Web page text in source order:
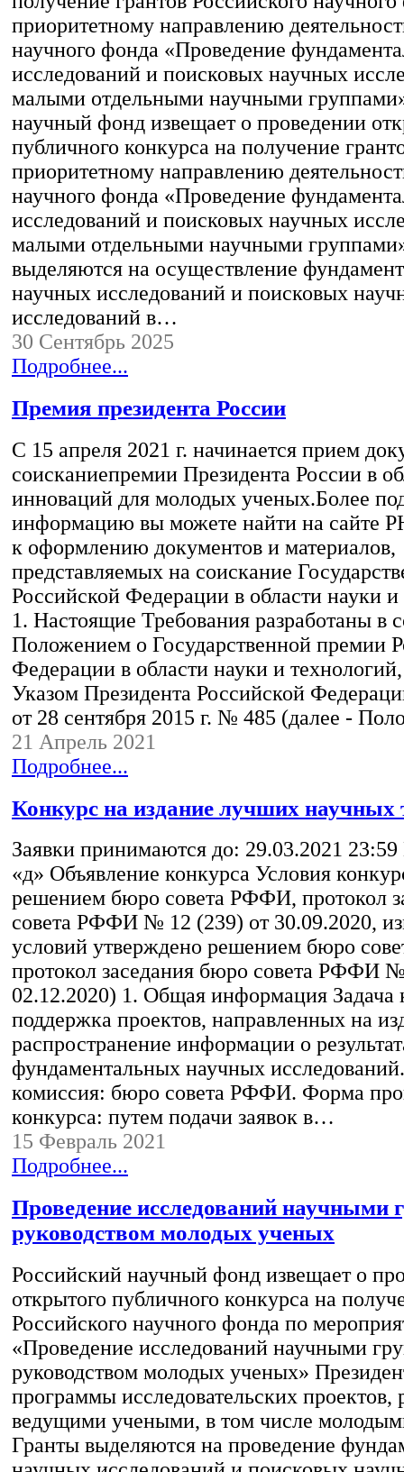
приоритетному направлению
научного фонда «Проведение
исследований и поисковых научных
малыми отдельными научными
научный фонд извещает о проведении
публичного конкурса на получение
приоритетному направлению
научного фонда «Проведение
исследований и поисковых научных
малыми отдельными научными
выделяются на осуществление
научных исследований и поисковых
исследований в…
30 Сентябрь 2025
Подробнее...
Премия президента России
С 15 апреля 2021 г. начинается прием
соисканиепремии Президента России в
инноваций для молодых ученых.Более
информацию вы можете найти на сайте
к оформлению документов и материалов,
представляемых на соискание
Российской Федерации в области науки и
1. Настоящие Требования разработаны в
Положением о Государственной премии
Федерации в области науки и
Указом Президента Российской
от 28 сентября 2015 г. № 485 (далее -
21 Апрель 2021
Подробнее...
Конкурс на издание лучших научных
Заявки принимаются до: 29.03.2021 23:59
«д» Объявление конкурса Условия
решением бюро совета РФФИ, протокол
совета РФФИ № 12 (239) от 30.09.2020,
условий утверждено решением бюро
протокол заседания бюро совета РФФИ
02.12.2020) 1. Общая информация Задача
поддержка проектов, направленных на
распространение информации о
фундаментальных научных
комиссия: бюро совета РФФИ. Форма
конкурса: путем подачи заявок в…
15 Февраль 2021
Подробнее...
Проведение исследований научными
руководством молодых ученых
Российский научный фонд извещает о
открытого публичного конкурса на
Российского научного фонда по
«Проведение исследований научными
руководством молодых ученых»
программы исследовательских проектов,
ведущими учеными, в том числе
Гранты выделяются на проведение